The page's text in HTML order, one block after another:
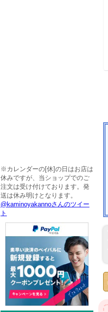
※カレンダーの[休]の日はお店は
休みですが、当ショップでのご
注文は受け付けております。発
送は休み明けとなります。
@kaminoyakannoさんのツイー
ト